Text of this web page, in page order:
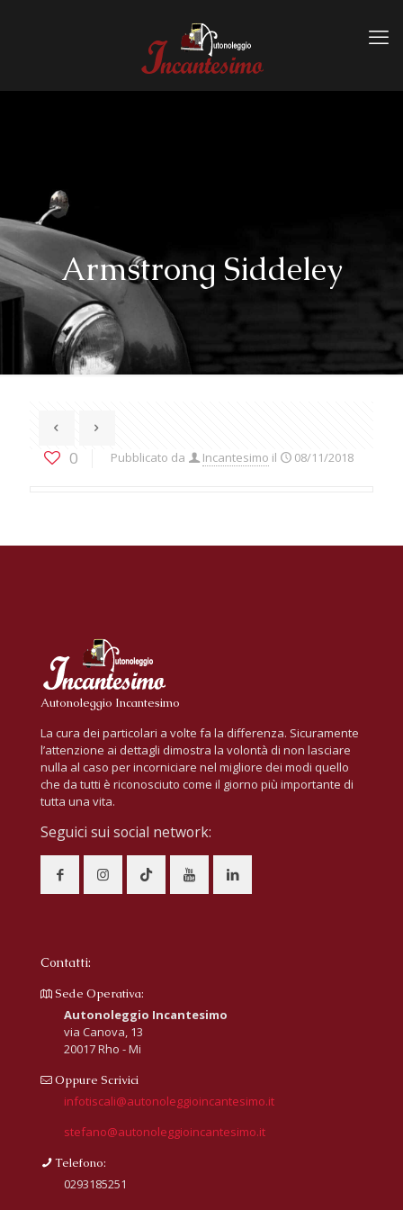
Armstrong Siddeley
0 Pubblicato da Incantesimo il 08/11/2018
Autonoleggio Incantesimo
La cura dei particolari a volte fa la differenza. Sicuramente
l’attenzione ai dettagli dimostra la volontà di non lasciare
nulla al caso per incorniciare nel migliore dei modi quello
che da tutti è riconosciuto come il giorno più importante di
tutta una vita.
Seguici sui social network:
Contatti:
Sede Operativa:
Autonoleggio Incantesimo
via Canova, 13
20017 Rho - Mi
Oppure Scrivici
infotiscali@autonoleggioincantesimo.it
stefano@autonoleggioincantesimo.it
Telefono:
0293185251